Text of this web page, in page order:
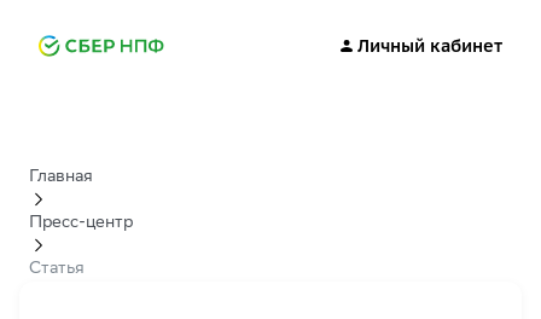
Личный кабинет
Главная
Пресс-центр
Статья